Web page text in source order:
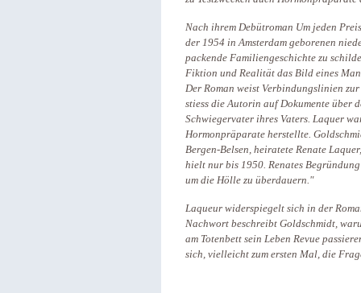
Nach ihrem Debütroman Um jeden
der 1954 in Amsterdam geborenen
packende Familiengeschichte zu
Fiktion und Realität das Bild eines
Der Roman weist Verbindungslinien
stiess die Autorin auf Dokumente über
Schwiegervater ihres Vaters. Laquer
Hormonpräparate herstellte.
Bergen-Belsen, heiratete Renate
hielt nur bis 1950. Renates
um die Hölle zu überdauern."
Laqueur widerspiegelt sich in der
Nachwort beschreibt Goldschmidt,
am Totenbett sein Leben Revue
sich, vielleicht zum ersten Mal, die